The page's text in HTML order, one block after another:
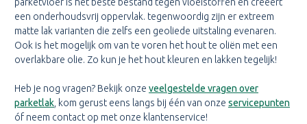
een onderhoudsvrij oppervlak. tegenwoordig zijn er extreem
matte lak varianten die zelfs een geoliede uitstaling evenaren.
Ook is het mogelijk om van te voren het hout te oliën met een
overlakbare olie. Zo kun je het hout kleuren en lakken tegelijk!
Heb je nog vragen? Bekijk onze veelgestelde vragen over
parketlak , kom gerust eens langs bij één van onze servicepunten
óf neem contact op met onze klantenservice!